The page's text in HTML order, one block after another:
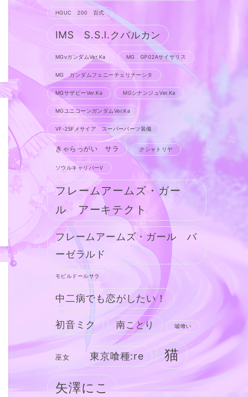
HGUC 200 百式
IMS S.S.I.クバルカン
MGνガンダムVer.Ka MG GP02Aサイサリス
MG ガンダムフェニーチェリナーシタ
MGサザビーVer.Ka MGシナンジュVer.Ka
MGユニコーンガンダムVer.Ka
VF-25Fメサイア スーパーパーツ装備
きゃらっがい サラ クシャトリヤ
ソウルキャリバーV
フレームアームズ・ガー
ル アーキテクト
フレームアームズ・ガール バ
ーゼラルド
モビルドールサラ
中二病でも恋がしたい！
初音ミク 南ことり 嘘喰い
巫女 東京喰種:re 猫
矢澤にこ